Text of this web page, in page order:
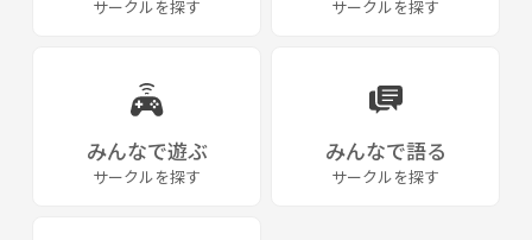
サークルを探す サークルを探す
みんなで遊ぶ
サークルを探す
みんなで語る
サークルを探す